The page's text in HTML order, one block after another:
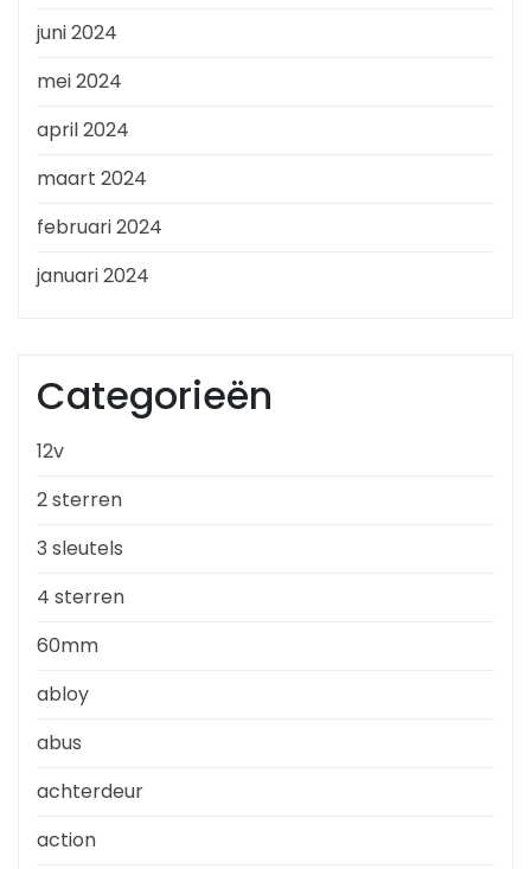
juni 2024
mei 2024
april 2024
maart 2024
februari 2024
januari 2024
Categorieën
12v
2 sterren
3 sleutels
4 sterren
60mm
abloy
abus
achterdeur
action